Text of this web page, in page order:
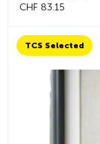
CHF 83.15
TCS Selected